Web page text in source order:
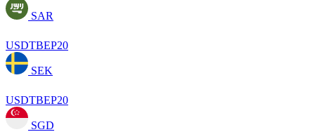
SAR
USDTBEP20
SEK
USDTBEP20
SGD